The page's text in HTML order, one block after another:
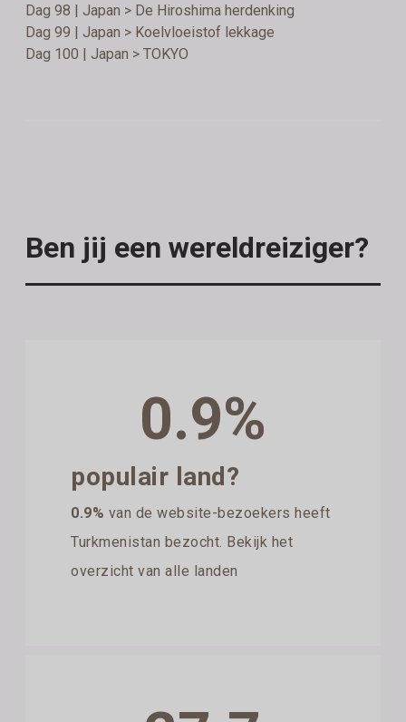
Dag 98 | Japan > De Hiroshima herdenking
Dag 99 | Japan > Koelvloeistof lekkage
Dag 100 | Japan > TOKYO
Ben jij een wereldreiziger?
0.9%
populair land?
0.9% van de website-bezoekers heeft
Turkmenistan bezocht. Bekijk het
overzicht van alle landen